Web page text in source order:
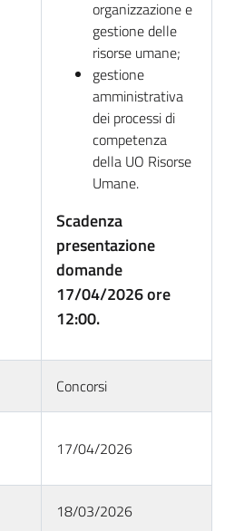
organizzazione e
gestione delle
risorse umane;
gestione
amministrativa
dei processi di
competenza
della UO Risorse
Umane.
Scadenza
presentazione
domande
17/04/2026 ore
12:00.
Concorsi
17/04/2026
18/03/2026